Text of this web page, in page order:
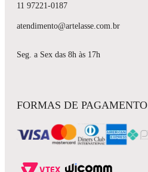
11 97221-0187
atendimento@artelasse.com.br
Seg. a Sex das 8h às 17h
FORMAS DE PAGAMENTO